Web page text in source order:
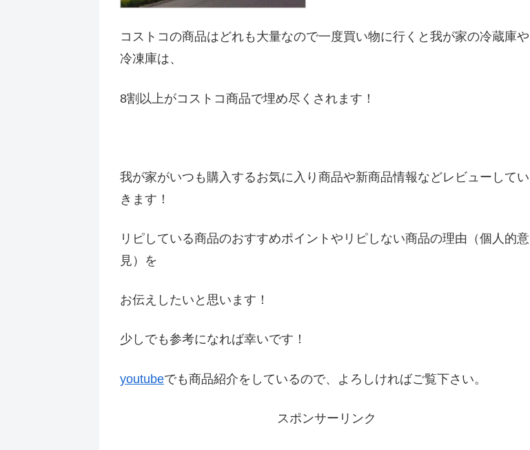
コストコの商品はどれも大量なので一度買い物に行くと我が家の冷蔵庫や
冷凍庫は、
8割以上がコストコ商品で埋め尽くされます！
我が家がいつも購入するお気に入り商品や新商品情報などレビ ューしてい
きます！
リピしている商品のおすすめポイントやリピしない商品の理由（個人的意
見）を
お伝えしたいと思います！
少しでも参考になれば幸いです！
youtubeでも商品紹介をしているので、よろしければご覧下さい。
スポンサーリンク